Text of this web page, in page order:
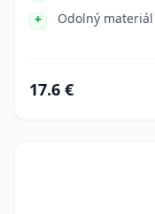
Odolný
17.6 €